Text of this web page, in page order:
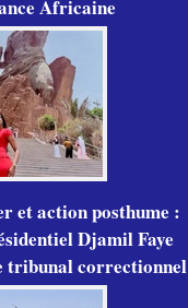
Africaine
et action posthume :
Djamil Faye
tribunal correctionnel